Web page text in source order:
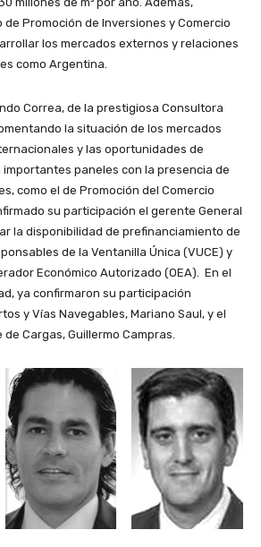
Promoción de Inversiones y Comercio
los mercados externos y relaciones
como Argentina.
Correa, de la prestigiosa Consultora
la situación de los mercados
y las oportunidades de
paneles con la presencia de
como el de Promoción del Comercio
su participación el gerente General
la disponibilidad de prefinanciamiento de
de la Ventanilla Única (VUCE) y
Económico Autorizado (OEA). En el
ya confirmaron su participación
y Vías Navegables, Mariano Saul, y el
Cargas, Guillermo Campras.